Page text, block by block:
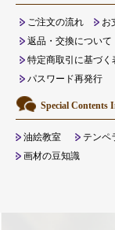
ご注文の流れ お
返品・交換について
特定商取引に基づく
パスワード再発行
Special Contents
油絵教室 テンペ
画材の豆知識